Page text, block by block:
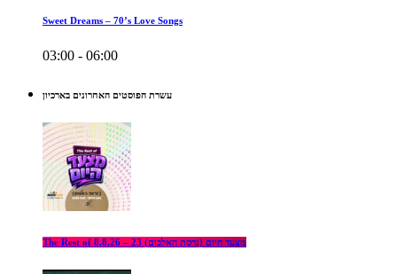
Sweet Dreams – 70’s Love Songs
03:00 - 06:00
עשרת הפוסטים האחרונים בארכיון
The Rest of מצעד היום (גרסת האלבום) 23 – 8.8.26